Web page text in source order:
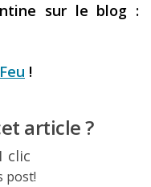
sur le blog :
!
article ?
clic
post!